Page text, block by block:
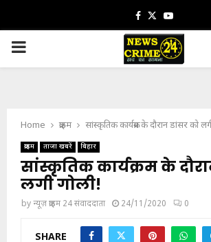
Facebook
TwitterYoutube
PRIMARY
Home क्राइम सांस्कृतिक कार्यक्रम के दौरान डांसर को
क्राइम ताजा खबरें बिहार
सांस्कृतिक कार्यक्रम के
लगी गोली!
byन्यूज़ क्राइम 24 संवाददाता 24/11/2020 0
SHARE